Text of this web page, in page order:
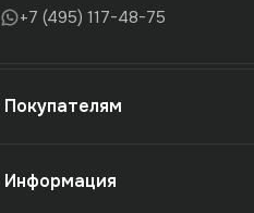
+7 (495) 117-48-75
Покупателям
Информация